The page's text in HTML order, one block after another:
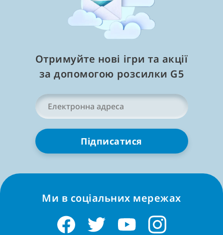
Отримуйте нові ігри та акції
за допомогою розсилки G5
Ваша
електронна
адреса
Ми в соціальних мережах